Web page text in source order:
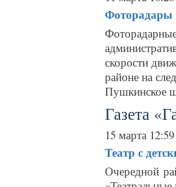
Фоторадары
скорости
районе на
Пушкинское
Газета
15 марта 12:59
Театр с
Очередной